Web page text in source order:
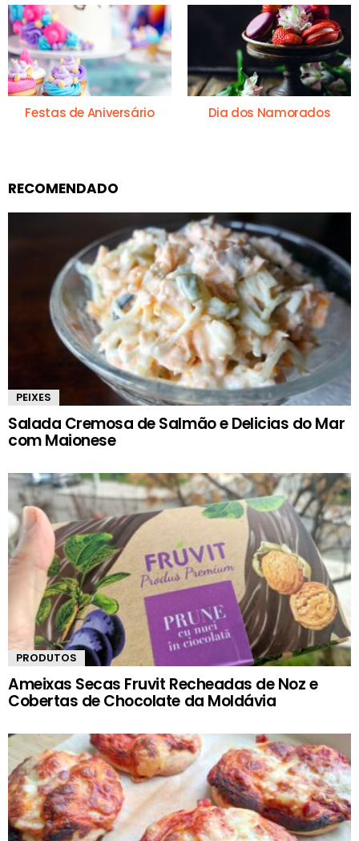
Festas de Aniversário Dia dos Namorados
RECOMENDADO
PEIXES
Salada Cremosa de Salmão e Delicias do Mar
com Maionese
PRODUTOS
Ameixas Secas Fruvit Recheadas de Noz e
Cobertas de Chocolate da Moldávia